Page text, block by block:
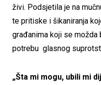
živi. Podsjetila je na
te pritiske i šikaniranja
građanima koji se možda
potrebu glasnog
„Šta mi mogu, ubili mi